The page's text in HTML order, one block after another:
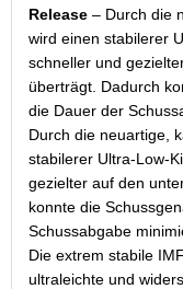
Release – Durch die
wird einen stabilerer
schneller und
überträgt. Dadurch
die Dauer der
Durch die neuartige,
stabilerer Ultra-Low-
gezielter auf den
konnte die
Schussabgabe
Die extrem stabile
ultraleichte und